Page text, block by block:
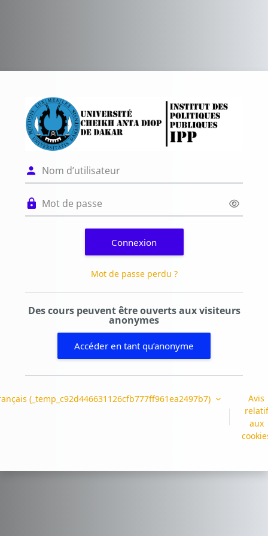
Connexion à
Connexion
Mot de passe perdu ?
Des cours peuvent être ouverts aux visiteurs
anonymes
Accéder en tant qu’anonyme
‎(_temp_c92d446631126cfb777ff961ea2497b7)‎
Avis
relatif
aux